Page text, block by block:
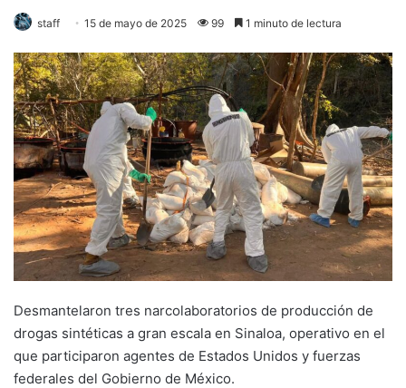
staff 15 de mayo de 2025 99 1 minuto de lectura
Desmantelaron tres narcolaboratorios de producción de
drogas sintéticas a gran escala en Sinaloa, operativo en el
que participaron agentes de Estados Unidos y fuerzas
federales del Gobierno de México.